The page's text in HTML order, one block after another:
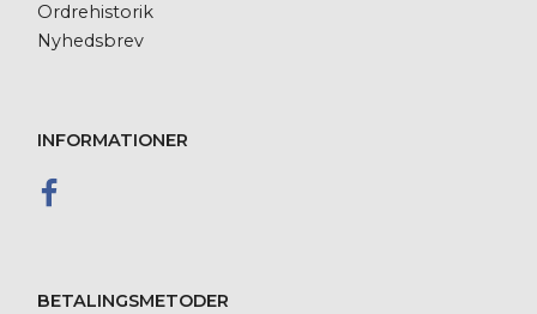
Ordrehistorik
Nyhedsbrev
INFORMATIONER
BETALINGSMETODER